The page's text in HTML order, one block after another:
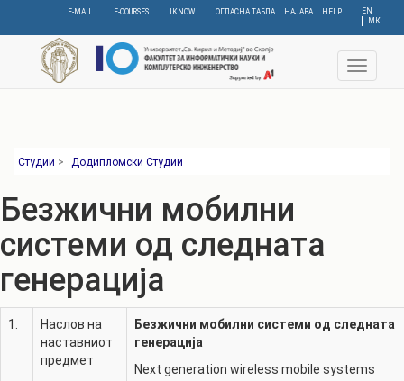
content
EN
МК
E-MAIL E-COURSES IKNOW ОГЛАСНА ТАБЛА НАЈАВА HELP
Toggle
Студии > Додипломски Студии
Безжични мобилни
системи од следната
генерација
1.
Наслов на
наставниот
предмет
Безжични мобилни системи од следната
генерација
Next generation wireless mobile systems